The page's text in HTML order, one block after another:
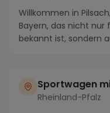
Willkommen in
Bayern, das nicht nur
bekannt ist, sondern
Sportwagen
Rheinland-Pfalz